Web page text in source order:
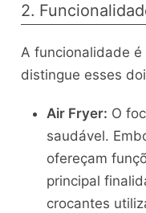
2.
A funcionalidade
distingue esses
Air Fryer: O
saudável.
ofereçam
principal
crocantes